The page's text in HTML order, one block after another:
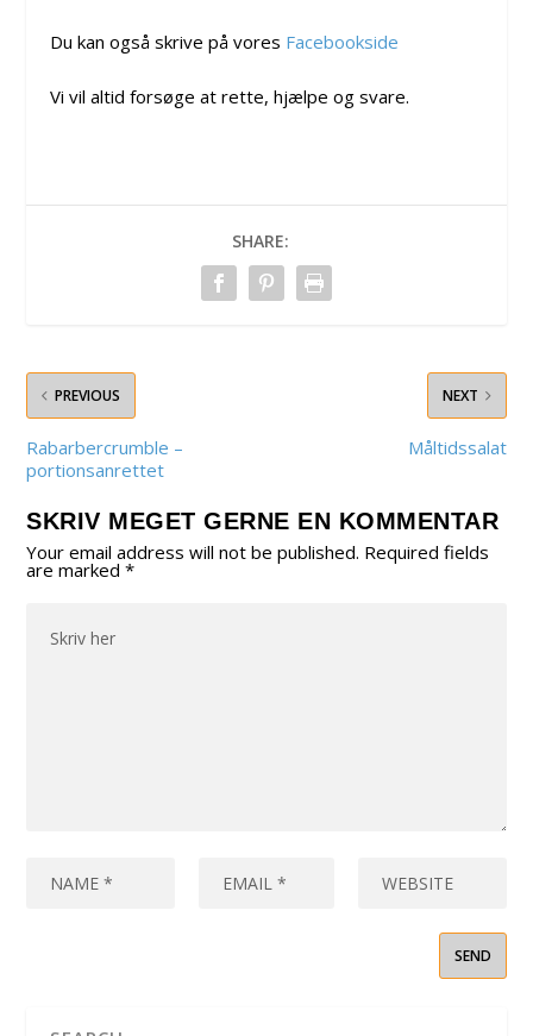
Du kan også skrive på vores Facebookside
Vi vil altid forsøge at rette, hjælpe og svare.
SHARE:
PREVIOUS
Rabarbercrumble –
portionsanrettet
NEXT
Måltidssalat
SKRIV MEGET GERNE EN KOMMENTAR
Your email address will not be published. Required fields
are marked*